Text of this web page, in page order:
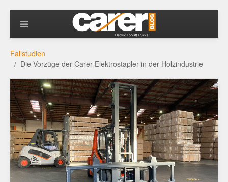
Fallstudien
Die Vorzüge der Carer-Elektrostapler in der Holzindustrie